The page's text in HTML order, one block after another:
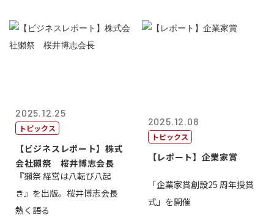
2025.12.25
トピックス
【ビジネスレポート】株式
会社獺祭 桜井博志会長
『獺祭 経営は八転び八起
き』を出版。桜井博志会長
熱く語る
2025.12.08
トピックス
【レポート】企業家賞
「企業家賞創設25 周年授賞
式」を開催